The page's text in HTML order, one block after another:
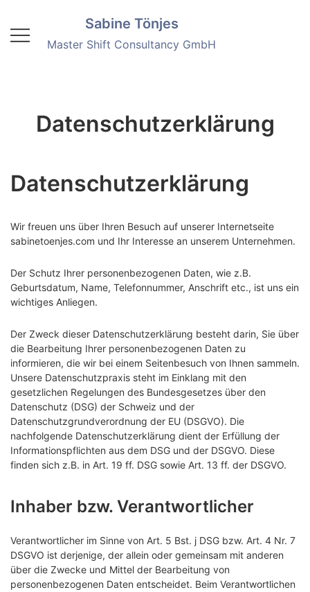
zum
Inhalt
Sabine Tönjes
Master Shift Consultancy GmbH
Datenschutzerklärung
Datenschutzerklärung
Wir freuen uns über Ihren Besuch auf unserer Internetseite
sabinetoenjes.com und Ihr Interesse an unserem Unternehmen.
Der Schutz Ihrer personenbezogenen Daten, wie z.B.
Geburtsdatum, Name, Telefonnummer, Anschrift etc., ist uns ein
wichtiges Anliegen.
Der Zweck dieser Datenschutzerklärung besteht darin, Sie über
die Bearbeitung Ihrer personenbezogenen Daten zu
informieren, die wir bei einem Seitenbesuch von Ihnen sammeln.
Unsere Datenschutzpraxis steht im Einklang mit den
gesetzlichen Regelungen des Bundesgesetzes über den
Datenschutz (DSG) der Schweiz und der
Datenschutzgrundverordnung der EU (DSGVO). Die
nachfolgende Datenschutzerklärung dient der Erfüllung der
Informationspflichten aus dem DSG und der DSGVO. Diese
finden sich z.B. in Art. 19 ff. DSG sowie Art. 13 ff. der DSGVO.
Inhaber bzw. Verantwortlicher
Verantwortlicher im Sinne von Art. 5 Bst. j DSG bzw. Art. 4 Nr. 7
DSGVO ist derjenige, der allein oder gemeinsam mit anderen
über die Zwecke und Mittel der Bearbeitung von
personenbezogenen Daten entscheidet. Beim Verantwortlichen